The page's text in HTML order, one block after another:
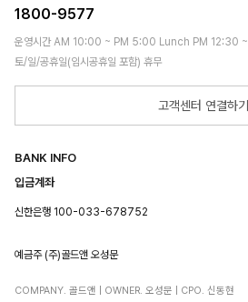
1800-9577
운영시간 AM 10:00 ~ PM 5:00 Lunch PM 12:30
토/일/공휴일(임시공휴일 포함) 휴무
고객센터 연결하기
BANK INFO
입금계좌
신한은행 100-033-678752
예금주 (주)골드앤 오성문
COMPANY. 골드앤 | OWNER. 오성문 | CPO. 신동현